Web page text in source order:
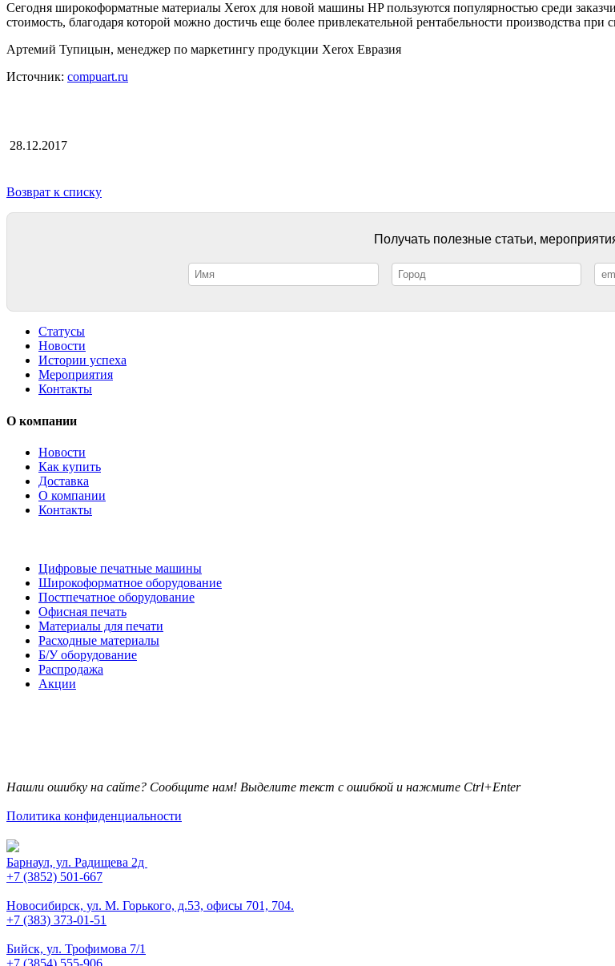
Сегодня широкоформатные материалы Xerox для новой машины HP пользуются популярностью среди
стоимость, благодаря которой можно достичь еще более привлекательной рентабельности производства
Артемий Тупицын, менеджер по маркетингу продукции Xerox Евразия
Источник: compuart.ru
28.12.2017
Возврат к списку
Получать полезные статьи,
Статусы
Новости
Истории успеха
Мероприятия
Контакты
О компании
Новости
Как купить
Доставка
О компании
Контакты
Цифровые печатные машины
Широкоформатное оборудование
Постпечатное оборудование
Офисная печать
Материалы для печати
Расходные материалы
Б/У оборудование
Распродажа
Акции
Нашли ошибку на сайте? Сообщите нам! Выделите текст с ошибкой и нажмите Ctrl+Enter
Политика конфиденциальности
Барнаул, ул. Радищева 2д
+7 (3852) 501-667
Новосибирск, ул. М. Горького, д.53, офисы 701, 704.
+7 (383) 373-01-51
Бийск, ул. Трофимова 7/1